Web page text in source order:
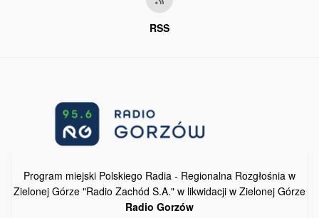
RSS
Program miejski Polskiego Radia - Regionalna Rozgłośnia w
Zielonej Górze "Radio Zachód S.A." w likwidacji w Zielonej Górze
Radio Gorzów